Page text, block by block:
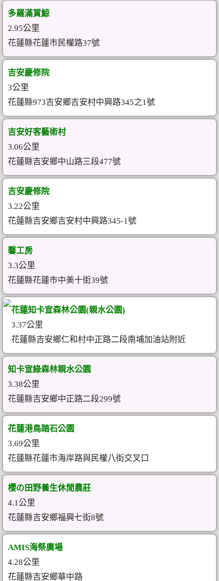
多羅滿賞鯨
2.95公里
花蓮縣花蓮市民權路37號
吉安慶修院
3公里
花蓮縣973吉安鄉吉安村中興路345之1號
吉安好客藝術村
3.06公里
花蓮縣吉安鄉中山路三段477號
吉安慶修院
3.22公里
花蓮縣吉安鄉吉安村中興路345-1號
馨工房
3.3公里
花蓮縣花蓮市中美十街39號
花蓮知卡宣森林公園(親水公園)
3.37公里
花蓮縣吉安鄉仁和村中正路二段南埔加油站附近
知卡宣綠森林親水公園
3.38公里
花蓮縣吉安鄉中正路二段299號
花蓮港鳥踏石公園
3.69公里
花蓮縣花蓮市海岸路與民權八街交叉口
櫻の田野養生休閒農莊
4.1公里
花蓮縣吉安鄉福興七街8號
AMIS海祭廣場
4.28公里
花蓮縣吉安鄉華中路